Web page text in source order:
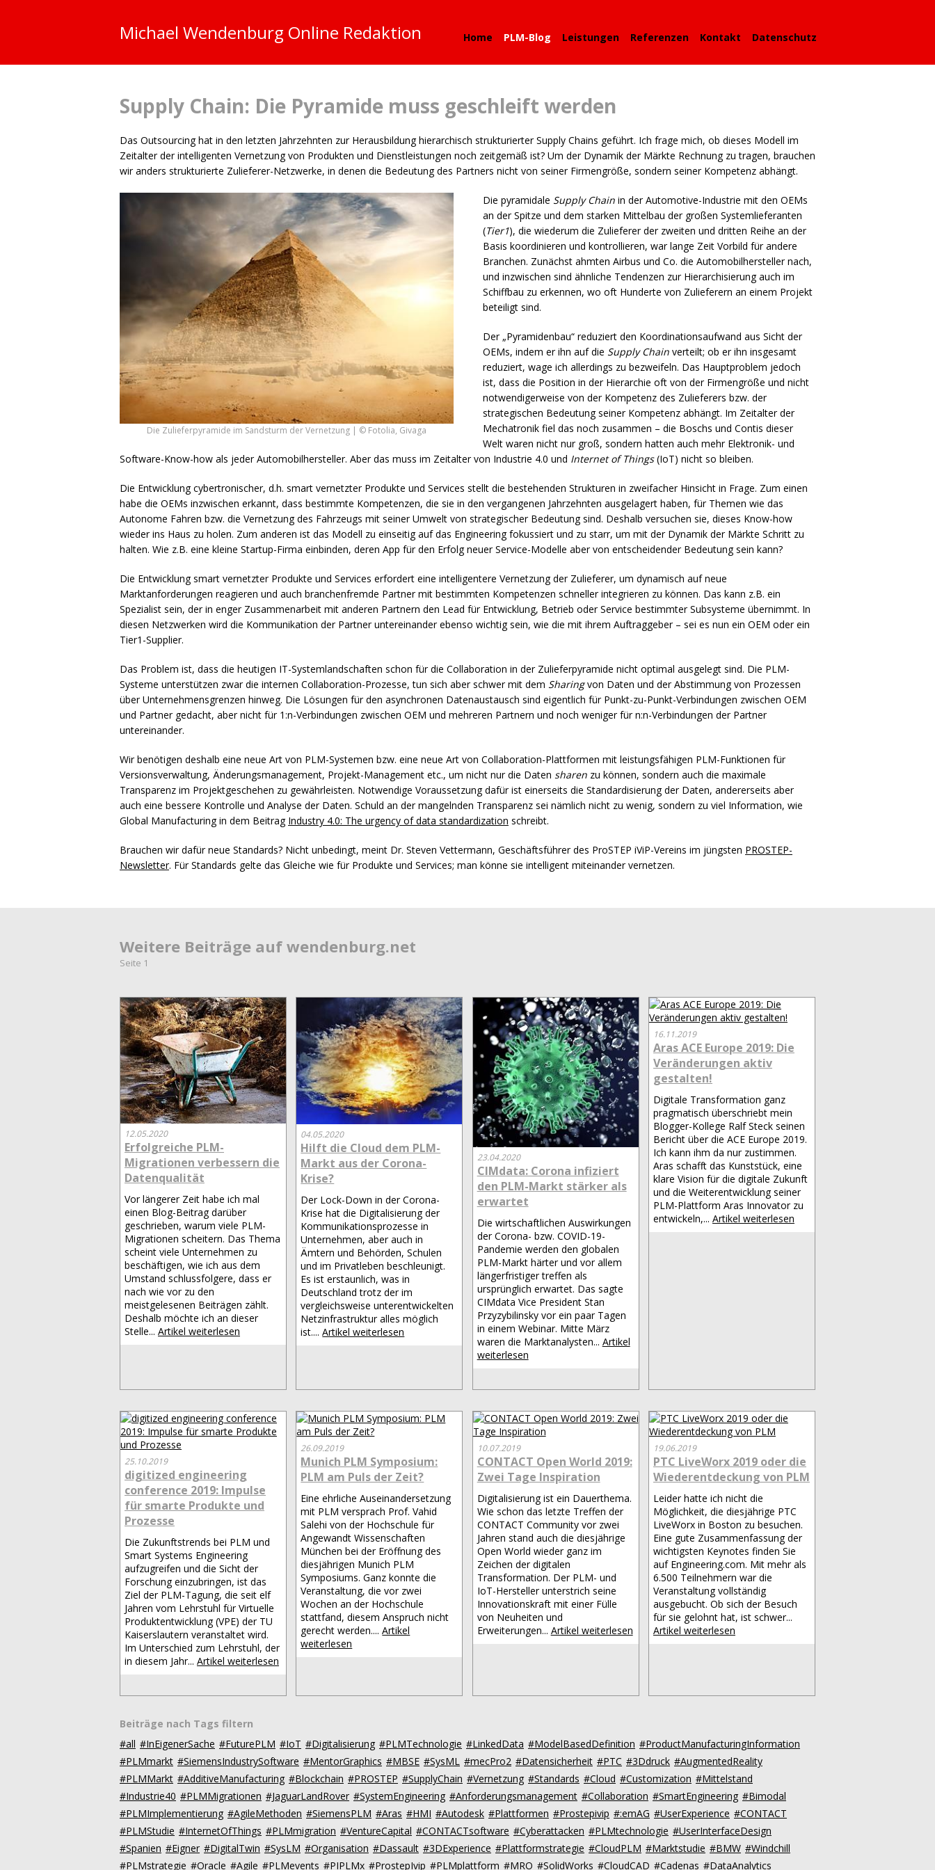
Michael Wendenburg Online Redaktion Home PLM-Blog Leistungen Referenzen Kontakt Datenschutz
Supply Chain: Die Pyramide muss geschleift werden
Das Outsourcing hat in den letzten Jahrzehnten zur Herausbildung hierarchisch strukturierter Supply Chains geführt. Ich frage mich, ob dieses Modell im
Zeitalter der intelligenten Vernetzung von Produkten und Dienstleistungen noch zeitgemäß ist? Um der Dynamik der Märkte Rechnung zu tragen, brauchen
wir anders strukturierte Zulieferer-Netzwerke, in denen die Bedeutung des Partners nicht von seiner Firmengröße, sondern seiner Kompetenz abhängt.
Die Zulieferpyramide im Sandsturm der Vernetzung | © Fotolia, Givaga
Die pyramidale Supply Chain in der Automotive-Industrie mit den OEMs
an der Spitze und dem starken Mittelbau der großen Systemlieferanten
(Tier1), die wiederum die Zulieferer der zweiten und dritten Reihe an der
Basis koordinieren und kontrollieren, war lange Zeit Vorbild für andere
Branchen. Zunächst ahmten Airbus und Co. die Automobilhersteller nach,
und inzwischen sind ähnliche Tendenzen zur Hierarchisierung auch im
Schiffbau zu erkennen, wo oft Hunderte von Zulieferern an einem Projekt
beteiligt sind.
Der „Pyramidenbau“ reduziert den Koordinationsaufwand aus Sicht der
OEMs, indem er ihn auf die Supply Chain verteilt; ob er ihn insgesamt
reduziert, wage ich allerdings zu bezweifeln. Das Hauptproblem jedoch
ist, dass die Position in der Hierarchie oft von der Firmengröße und nicht
notwendigerweise von der Kompetenz des Zulieferers bzw. der
strategischen Bedeutung seiner Kompetenz abhängt. Im Zeitalter der
Mechatronik fiel das noch zusammen – die Boschs und Contis dieser
Welt waren nicht nur groß, sondern hatten auch mehr Elektronik- und
Software-Know-how als jeder Automobilhersteller. Aber das muss im Zeitalter von Industrie 4.0 und Internet of Things(IoT) nicht so bleiben.
Die Entwicklung cybertronischer, d.h. smart vernetzter Produkte und Services stellt die bestehenden Strukturen in zweifacher Hinsicht in Frage. Zum einen
habe die OEMs inzwischen erkannt, dass bestimmte Kompetenzen, die sie in den vergangenen Jahrzehnten ausgelagert haben, für Themen wie das
Autonome Fahren bzw. die Vernetzung des Fahrzeugs mit seiner Umwelt von strategischer Bedeutung sind. Deshalb versuchen sie, dieses Know-how
wieder ins Haus zu holen. Zum anderen ist das Modell zu einseitig auf das Engineering fokussiert und zu starr, um mit der Dynamik der Märkte Schritt zu
halten. Wie z.B. eine kleine Startup-Firma einbinden, deren App für den Erfolg neuer Service-Modelle aber von entscheidender Bedeutung sein kann?
Die Entwicklung smart vernetzter Produkte und Services erfordert eine intelligentere Vernetzung der Zulieferer, um dynamisch auf neue
Marktanforderungen reagieren und auch branchenfremde Partner mit bestimmten Kompetenzen schneller integrieren zu können. Das kann z.B. ein
Spezialist sein, der in enger Zusammenarbeit mit anderen Partnern den Lead für Entwicklung, Betrieb oder Service bestimmter Subsysteme übernimmt. In
diesen Netzwerken wird die Kommunikation der Partner untereinander ebenso wichtig sein, wie die mit ihrem Auftraggeber – sei es nun ein OEM oder ein
Tier1-Supplier.
Das Problem ist, dass die heutigen IT-Systemlandschaften schon für die Collaboration in der Zulieferpyramide nicht optimal ausgelegt sind. Die PLM-
Systeme unterstützen zwar die internen Collaboration-Prozesse, tun sich aber schwer mit dem Sharingvon Daten und der Abstimmung von Prozessen
über Unternehmensgrenzen hinweg. Die Lösungen für den asynchronen Datenaustausch sind eigentlich für Punkt-zu-Punkt-Verbindungen zwischen OEM
und Partner gedacht, aber nicht für 1:n-Verbindungen zwischen OEM und mehreren Partnern und noch weniger für n:n-Verbindungen der Partner
untereinander.
Wir benötigen deshalb eine neue Art von PLM-Systemen bzw. eine neue Art von Collaboration-Plattformen mit leistungsfähigen PLM-Funktionen für
Versionsverwaltung, Änderungsmanagement, Projekt-Management etc., um nicht nur die Daten sharen zu können, sondern auch die maximale
Transparenz im Projektgeschehen zu gewährleisten. Notwendige Voraussetzung dafür ist einerseits die Standardisierung der Daten, andererseits aber
auch eine bessere Kontrolle und Analyse der Daten. Schuld an der mangelnden Transparenz sei nämlich nicht zu wenig, sondern zu viel Information, wie
Global Manufacturing in dem Beitrag Industry 4.0: The urgency of data standardization schreibt.
Brauchen wir dafür neue Standards? Nicht unbedingt, meint Dr. Steven Vettermann, Geschäftsführer des ProSTEP iViP-Vereins im jüngsten PROSTEP-
Newsletter. Für Standards gelte das Gleiche wie für Produkte und Services; man könne sie intelligent miteinander vernetzen.
Weitere Beiträge auf wendenburg.net
Seite 1
12.05.2020
Erfolgreiche PLM-
Migrationen verbessern die
Datenqualität
Vor längerer Zeit habe ich mal
einen Blog-Beitrag darüber
geschrieben, warum viele PLM-
Migrationen scheitern. Das Thema
scheint viele Unternehmen zu
beschäftigen, wie ich aus dem
Umstand schlussfolgere, dass er
nach wie vor zu den
meistgelesenen Beiträgen zählt.
Deshalb möchte ich an dieser
Stelle... Artikel weiterlesen
04.05.2020
Hilft die Cloud dem PLM-
Markt aus der Corona-
Krise?
Der Lock-Down in der Corona-
Krise hat die Digitalisierung der
Kommunikationsprozesse in
Unternehmen, aber auch in
Ämtern und Behörden, Schulen
und im Privatleben beschleunigt.
Es ist erstaunlich, was in
Deutschland trotz der im
vergleichsweise unterentwickelten
Netzinfrastruktur alles möglich
ist....Artikel weiterlesen
23.04.2020
CIMdata: Corona infiziert
den PLM-Markt stärker als
erwartet
Die wirtschaftlichen Auswirkungen
der Corona- bzw. COVID-19-
Pandemie werden den globalen
PLM-Markt härter und vor allem
längerfristiger treffen als
ursprünglich erwartet. Das sagte
CIMdata Vice President Stan
Przyzybilinsky vor ein paar Tagen
in einem Webinar. Mitte März
waren die Marktanalysten... Artikel
weiterlesen
16.11.2019
Aras ACE Europe 2019: Die
Veränderungen aktiv
gestalten!
Digitale Transformation ganz
pragmatisch überschriebt mein
Blogger-Kollege Ralf Steck seinen
Bericht über die ACE Europe 2019.
Ich kann ihm da nur zustimmen.
Aras schafft das Kunststück, eine
klare Vision für die digitale Zukunft
und die Weiterentwicklung seiner
PLM-Plattform Aras Innovator zu
entwickeln,... Artikel weiterlesen
25.10.2019
digitized engineering
conference 2019: Impulse
für smarte Produkte und
Prozesse
Die Zukunftstrends bei PLM und
Smart Systems Engineering
aufzugreifen und die Sicht der
Forschung einzubringen, ist das
Ziel der PLM-Tagung, die seit elf
Jahren vom Lehrstuhl für Virtuelle
Produktentwicklung (VPE) der TU
Kaiserslautern veranstaltet wird.
Im Unterschied zum Lehrstuhl, der
in diesem Jahr... Artikel weiterlesen
26.09.2019
Munich PLM Symposium:
PLM am Puls der Zeit?
Eine ehrliche Auseinandersetzung
mit PLM versprach Prof. Vahid
Salehi von der Hochschule für
Angewandt Wissenschaften
München bei der Eröffnung des
diesjährigen Munich PLM
Symposiums. Ganz konnte die
Veranstaltung, die vor zwei
Wochen an der Hochschule
stattfand, diesem Anspruch nicht
gerecht werden....Artikel
weiterlesen
10.07.2019
CONTACT Open World 2019:
Zwei Tage Inspiration
Digitalisierung ist ein Dauerthema.
Wie schon das letzte Treffen der
CONTACT Community vor zwei
Jahren stand auch die diesjährige
Open World wieder ganz im
Zeichen der digitalen
Transformation. Der PLM- und
IoT-Hersteller unterstrich seine
Innovationskraft mit einer Fülle
von Neuheiten und
Erweiterungen... Artikel weiterlesen
19.06.2019
PTC LiveWorx 2019 oder die
Wiederentdeckung von PLM
Leider hatte ich nicht die
Möglichkeit, die diesjährige PTC
LiveWorx in Boston zu besuchen.
Eine gute Zusammenfassung der
wichtigsten Keynotes finden Sie
auf Engineering.com. Mit mehr als
6.500 Teilnehmern war die
Veranstaltung vollständig
ausgebucht. Ob sich der Besuch
für sie gelohnt hat, ist schwer...
Artikel weiterlesen
Beiträge nach Tags filtern
#all #InEigenerSache #FuturePLM #IoT #Digitalisierung #PLMTechnologie #LinkedData #ModelBasedDefinition #ProductManufacturingInformation
#PLMmarkt #SiemensIndustrySoftware #MentorGraphics #MBSE #SysML #mecPro2 #Datensicherheit #PTC #3Ddruck #AugmentedReality
#PLMMarkt #AdditiveManufacturing #Blockchain #PROSTEP #SupplyChain #Vernetzung #Standards #Cloud #Customization #Mittelstand
#Industrie40 #PLMMigrationen #JaguarLandRover #SystemEngineering #Anforderungsmanagement #Collaboration #SmartEngineering #Bimodal
#PLMImplementierung #AgileMethoden #SiemensPLM #Aras #HMI #Autodesk #Plattformen #Prostepivip #:emAG #UserExperience #CONTACT
#PLMStudie #InternetOfThings #PLMmigration #VentureCapital #CONTACTsoftware #Cyberattacken #PLMtechnologie #UserInterfaceDesign
#Spanien #Eigner #DigitalTwin #SysLM #Organisation #Dassault #3DExperience #Plattformstrategie #CloudPLM #Marktstudie #BMW #Windchill
#PLMstrategie #Oracle #Agile #PLMevents #PIPLMx #ProstepIvip #PLMplattform #MRO #SolidWorks #CloudCAD #Cadenas #DataAnalytics